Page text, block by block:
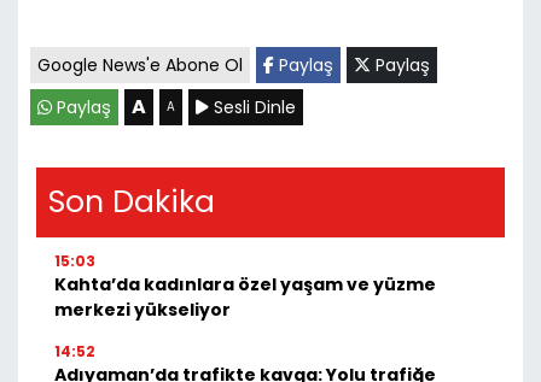
Google News'e Abone Ol Paylaş
Paylaş
Paylaş
A A Sesli Dinle
Son Dakika
15:03
Kahta’da kadınlara özel yaşam ve yüzme
merkezi yükseliyor
14:52
Adıyaman’da trafikte kavga: Yolu trafiğe